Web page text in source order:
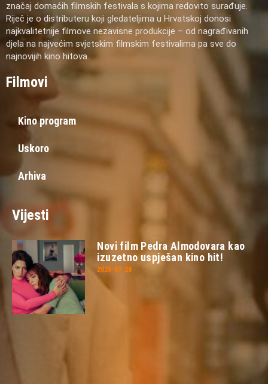
značaj domaćih filmskih festivala s kojima redovito surađuje.
Riječ je o distributeru koji gledateljima u Hrvatskoj donosi
najkvalitetnije filmove nezavisne produkcije – od nagrađivanih
djela na najvećim svjetskim filmskim festivalima pa sve do
najnovijih kino hitova.
Filmovi
Kino program
Uskoro
Arhiva
Vijesti
Novi film Pedra Almodovara kao
izuzetno uspješan kino hit!
2026-07-26